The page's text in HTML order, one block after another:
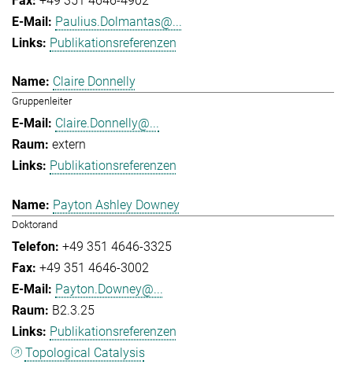
Paulius.Dolmantas@...
Publikationsreferenzen
Claire Donnelly
Gruppenleiter
Claire.Donnelly@...
extern
Publikationsreferenzen
Payton Ashley Downey
Doktorand
+49 351 4646-3325
+49 351 4646-3002
Payton.Downey@...
B2.3.25
Publikationsreferenzen
Topological Catalysis